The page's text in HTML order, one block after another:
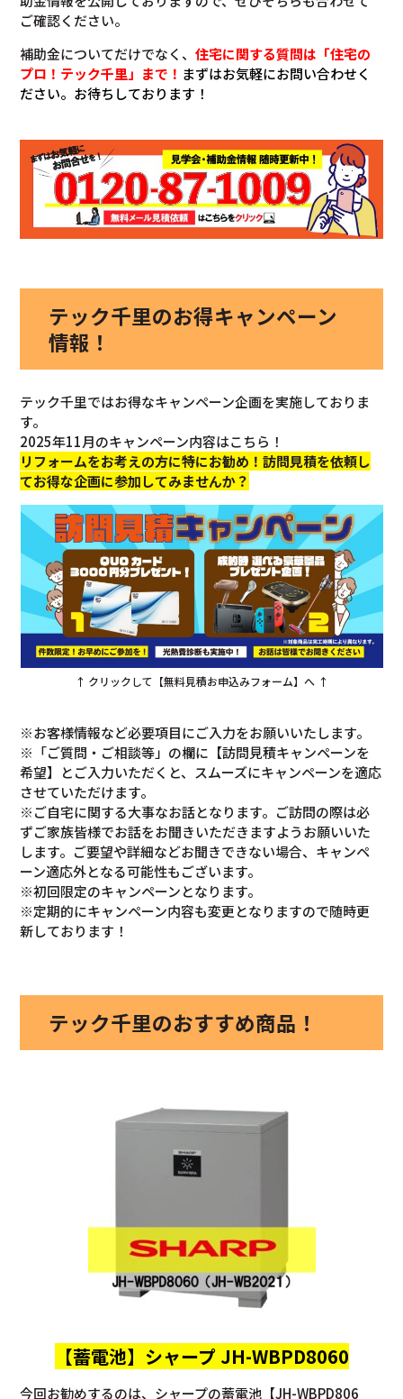
ご確認ください。
補助金についてだけでなく、住宅に関する質問は「住宅の
プロ！テック千里」まで！ まずはお気軽にお問い合わせく
ださい。お待ちしております！
テック千里のお得キャンペーン
情報！
テック千里ではお得なキャンペーン企画を実施しておりま
す。
2025年11月のキャンペーン内容はこちら！
リフォームをお考えの方に特にお勧め！訪問見積を依頼し
てお得な企画に参加してみませんか？
↑ クリックして【無料見積お申込みフォーム】へ ↑
※お客様情報など必要項目にご入力をお願いいたします。
※「ご質問・ご相談等」の欄に【訪問見積キャンペーンを
希望】とご入力いただくと、スムーズにキャンペーンを適応
させていただけます。
※ご自宅に関する大事なお話となります。ご訪問の際は必
ずご家族皆様でお話をお聞きいただきますようお願いいた
します。ご要望や詳細などお聞きできない場合、キャンペ
ーン適応外となる可能性もございます。
※初回限定のキャンペーンとなります。
※定期的にキャンペーン内容も変更となりますので随時更
新しております！
テック千里のおすすめ商品！
【蓄電池】 シャープ JH-WBPD8060
今回お勧めするのは、シャープの蓄電池【JH-WBPD806